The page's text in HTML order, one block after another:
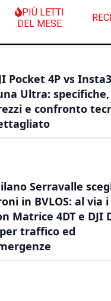
PIÙ LETTI
DEL MESE
Pocket 4P vs
Ultra: specifiche,
e confronto
Serravalle
in BVLOS: al via
Matrice 4DT e DJI
traffico ed